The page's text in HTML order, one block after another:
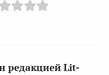
редакцией Lit-